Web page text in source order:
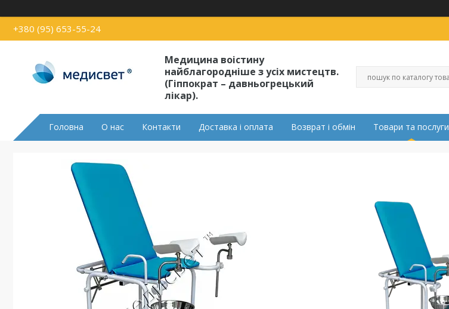
+380 (95) 653-55-24
Медицина воістину
найблагородніше з усіх мистецтв.
(Гіппократ – давньогрецький
лікар).
Головна О нас Контакти Доставка і оплата Возврат і обмін Товари та послуги